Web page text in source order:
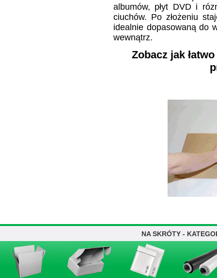
albumów, płyt DVD i
ciuchów. Po złożeniu
idealnie dopasowaną do
wewnątrz.
Zobacz jak
NA SKRÓTY -